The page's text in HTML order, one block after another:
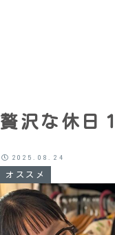
贅沢な休日
オススメ
2025.08.24